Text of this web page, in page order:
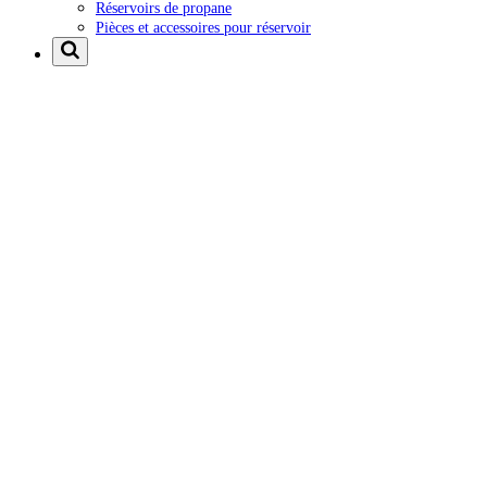
Réservoirs de propane
Pièces et accessoires pour réservoir